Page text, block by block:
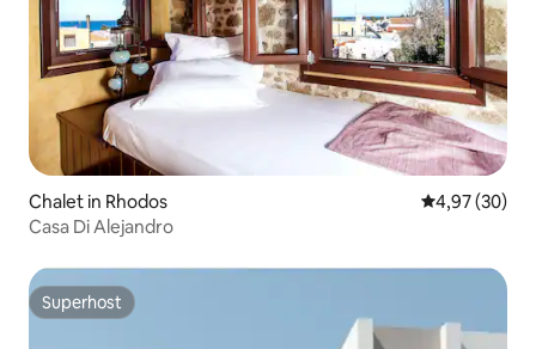
Chalet in Rhodos Gemiddelde
4,97 (30)
Casa Di Alejandro
Superhost
Superhost